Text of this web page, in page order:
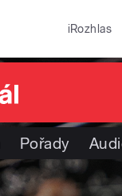
iRozhlas
Pořady